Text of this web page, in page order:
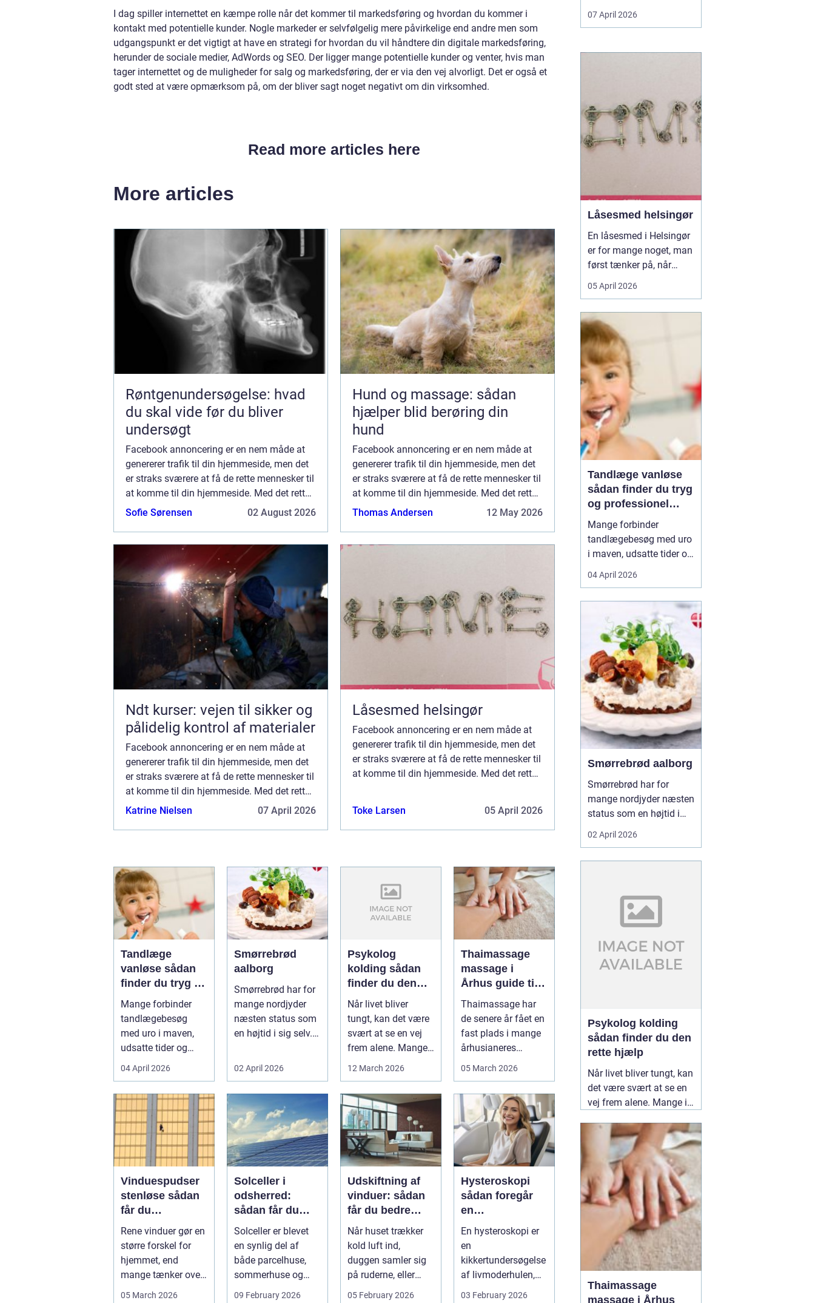
I dag spiller internettet en kæmpe rolle når det kommer til markedsføring og hvordan du kommer i
kontakt med potentielle kunder. Nogle markeder er selvfølgelig mere påvirkelige end andre men som
udgangspunkt er det vigtigt at have en strategi for hvordan du vil håndtere din digitale markedsføring,
herunder de sociale medier, AdWords og SEO. Der ligger mange potentielle kunder og venter, hvis man
tager internettet og de muligheder for salg og markedsføring, der er via den vej alvorligt. Det er også et
godt sted at være opmærksom på, om der bliver sagt noget negativt om din virksomhed.
Read more articles here
More articles
Røntgenundersøgelse: hvad
du skal vide før du bliver
undersøgt
Facebook annoncering er en nem måde at
genererer trafik til din hjemmeside, men det
er straks sværere at få de rette mennesker til
at komme til din hjemmeside. Med det rette
mennesker menes nogle, der vil købe dine
Sofie Sørensen 02 August 2026
Hund og massage: sådan
hjælper blid berøring din
hund
Facebook annoncering er en nem måde at
genererer trafik til din hjemmeside, men det
er straks sværere at få de rette mennesker til
at komme til din hjemmeside. Med det rette
mennesker menes nogle, der vil købe dine
Thomas Andersen 12 May 2026
Ndt kurser: vejen til sikker og
pålidelig kontrol af materialer
Facebook annoncering er en nem måde at
genererer trafik til din hjemmeside, men det
er straks sværere at få de rette mennesker til
at komme til din hjemmeside. Med det rette
mennesker menes nogle, der vil købe dine
Katrine Nielsen 07 April 2026
Låsesmed helsingør
Facebook annoncering er en nem måde at
genererer trafik til din hjemmeside, men det
er straks sværere at få de rette mennesker til
at komme til din hjemmeside. Med det rette
Toke Larsen 05 April 2026
Tandlæge
vanløse sådan
finder du tryg og
professionel
tandpleje
Mange forbinder
tandlægebesøg
med uro i maven,
udsatte tider og
uoverskuelige priser.
04 April 2026
Smørrebrød
aalborg
Smørrebrød har for
mange nordjyder
næsten status som
en højtid i sig selv.
rugbrød me...
02 April 2026
Psykolog
kolding sådan
finder du den
rette hjælp
Når livet bliver
tungt, kan det være
svært at se en vej
frem alene. Mange i
Kolding og omegn
12 March 2026
Thaimassage
massage i
Århus guide til
afslapning,
smidighed og
bedre velvære
Thaimassage har
de senere år fået en
fast plads i mange
århusianeres
hverdag. Flere
05 March 2026
Vinduespudser
stenløse sådan
får du
skinnende rene
ruder året rundt
Rene vinduer gør en
større forskel for
hjemmet, end
mange tænker over.
Lyset falder
05 March 2026
Solceller i
odsherred:
sådan får du
mest ud af solen
Solceller er blevet
en synlig del af
både parcelhuse,
sommerhuse og
mindre erhverv i
09 February 2026
Udskiftning af
vinduer: sådan
får du bedre
indeklima og
lavere
varmeregning
Når huset trækker
kold luft ind,
duggen samler sig
på ruderne, eller
varmeregninge...
05 February 2026
Hysteroskopi
sådan foregår
en
kikkertundersøg
else af
livmoderen
En hysteroskopi er
en
kikkertundersøgelse
af livmoderhulen,
hvor en læge
03 February 2026
energisektoren. Når du
arbejder med
udstyr, konstruktioner
til belastningen uden at
d...
07 April 2026
Låsesmed helsingør
En låsesmed i Helsingør
er for mange noget, man
først tænker på, når
uheldet er ude. Du står
foran hoveddøren,
køkkenbordet, eller låsen
har sat sig fast midt om
natten. Her er en kort
forklaring, som kan
hjælpe, når du søger
efter h...
05 April 2026
Tandlæge vanløse
sådan finder du tryg
og professionel
tandpleje
Mange forbinder
tandlægebesøg med uro
i maven, udsatte tider og
uoverskuelige priser.
Samtidig ved de fleste
mund er for både
helbred og velvære. Når
dusøger efter tandlæge
vanløs...
04 April 2026
Smørrebrød aalborg
Smørrebrød har for
mange nordjyder næsten
status som en højtid i
sig selv. Et godt stykke
rugbrød med sprød
hverdag til noget særligt.
I Aalborg er interessen
for klassisk dansk f...
02 April 2026
Psykolog kolding
sådan finder du den
rette hjælp
Når livet bliver tungt, kan
det være svært at se en
vej frem alene. Mange i
professionel støtte, når
mistrivsel, stress eller
konflikter i nære
relationer fylder for
meget. En12 March
2026
Thaimassage
massage i Århus